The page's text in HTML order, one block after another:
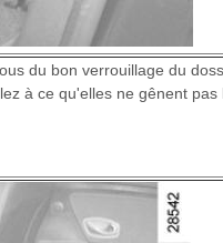
du bon verrouillage du
à ce qu'elles ne gênent pas